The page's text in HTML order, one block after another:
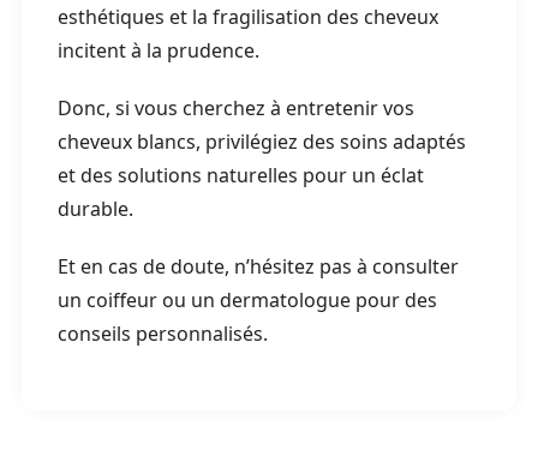
esthétiques et la fragilisation des cheveux
incitent à la prudence.
Donc, si vous cherchez à entretenir vos
cheveux blancs, privilégiez des soins adaptés
et des solutions naturelles pour un éclat
durable.
Et en cas de doute, n’hésitez pas à consulter
un coiffeur ou un dermatologue pour des
conseils personnalisés.